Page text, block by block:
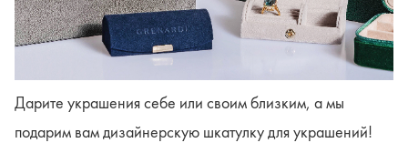
Дарите украшения себе или своим близким, а мы
подарим вам дизайнерскую шкатулку для украшений!